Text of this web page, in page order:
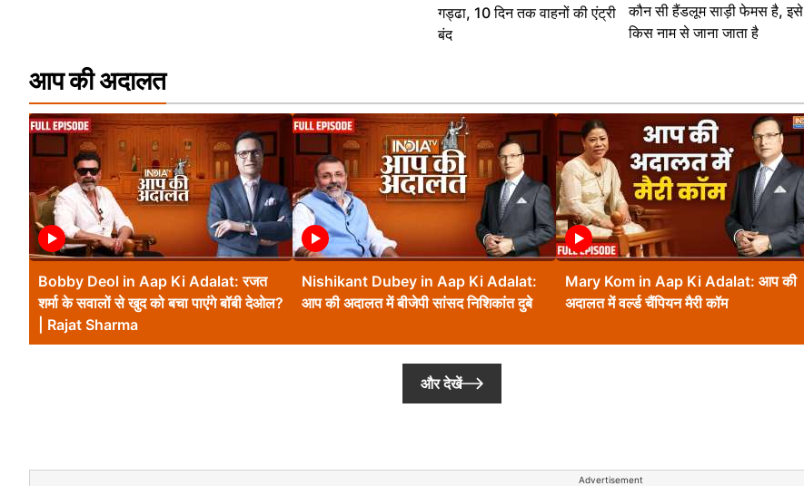
गड्ढा, 10 दिन तक वाहनों की एंट्री
बंद
कौन सी हैंडलूम साड़ी फेमस है, इसे
किस नाम से जाना जाता है
आप की अदालत
Bobby Deol in Aap Ki Adalat: रजत
शर्मा के सवालों से खुद को बचा पाएंगे बॉबी देओल?
| Rajat Sharma
Nishikant Dubey in Aap Ki Adalat:
आप की अदालत में बीजेपी सांसद निशिकांत दुबे
Mary Kom in Aap Ki Adalat: आप की
अदालत में वर्ल्ड चैंपियन मैरी कॉम
और देखें
Advertisement